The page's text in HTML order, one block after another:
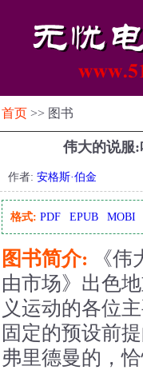
首页 >> 图书
伟大的说服
作者: 安格斯·伯金
格式: PDF EPUB MOBI
图书简介: 《
由市场》出色
义运动的各位
固定的预设前
弗里德曼的，